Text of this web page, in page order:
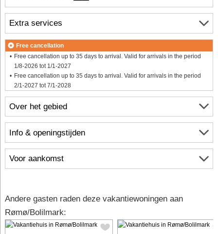
Over het gebied
Info & openingstijden
Voor aankomst
Extra services
Free cancellation
Free cancellation up to 35 days to arrival. Valid for arrivals in the period
1/8-2026 tot 1/1-2027
Free cancellation up to 35 days to arrival. Valid for arrivals in the period
2/1-2027 tot 7/1-2028
Andere gasten raden deze vakantiewoningen aan
Rømø/Bolilmark: